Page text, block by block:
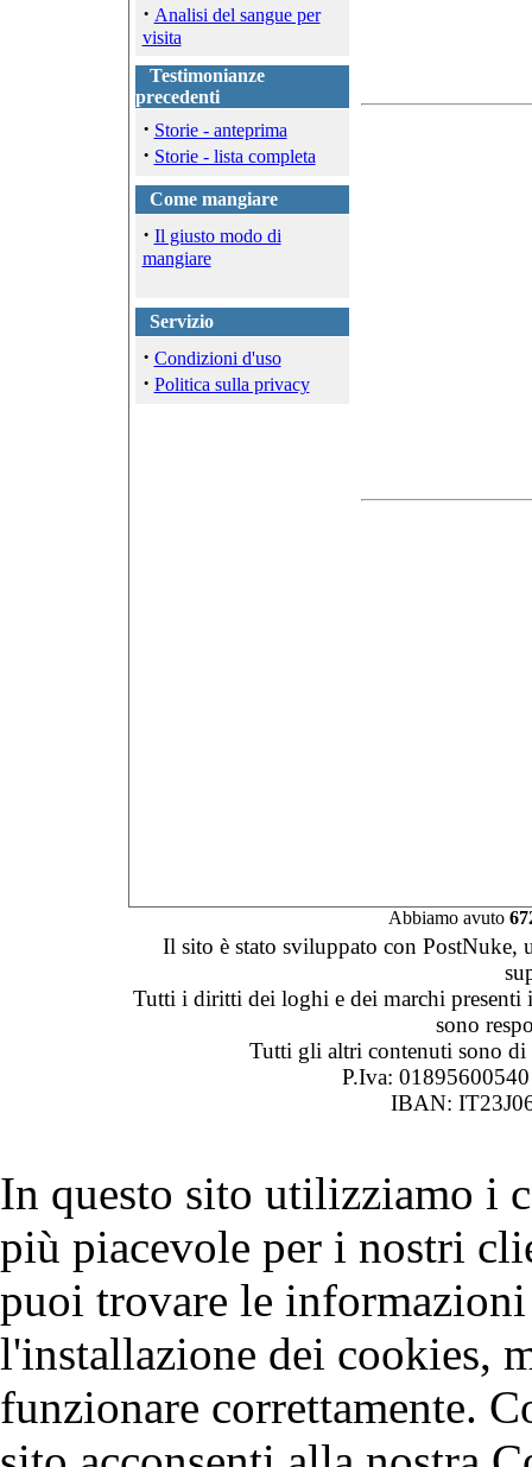
· Analisi del sangue per
visita
Testimonianze
precedenti
· Storie - anteprima
· Storie - lista completa
Come mangiare
· Il giusto modo di
mangiare
Servizio
· Condizioni d'uso
· Politica sulla privacy
Abbiamo avuto
Il sito è stato sviluppato con PostNuke,
Tutti i diritti dei loghi e dei marchi
sono
Tutti gli altri contenuti sono
P.Iva:
IBAN:
In questo sito utilizziamo i
più piacevole per i nostri
puoi trovare le
l'installazione dei cookies,
funzionare correttamente.